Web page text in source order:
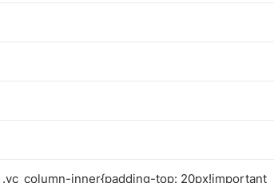
inner{padding-top: 20px!important